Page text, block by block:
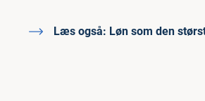
Læs også: Løn som den